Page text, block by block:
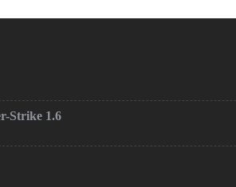
Strike 1.6